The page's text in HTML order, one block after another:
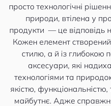
просто технологічні
природи, втілена у
продукти — це відповідь
Кожен елемент
стилю, а й із глибокою
аксесуари, які
технологіями та
якістю,
майбутнє. Адже